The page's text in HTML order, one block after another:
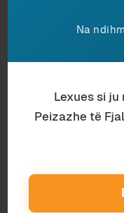
me dritën e diellit
hidroterapi
çdo mjeku të
Ku hyn dielli nuk
do të kurohej
një pjesë të
Na
Lexues si
Peizazhe të